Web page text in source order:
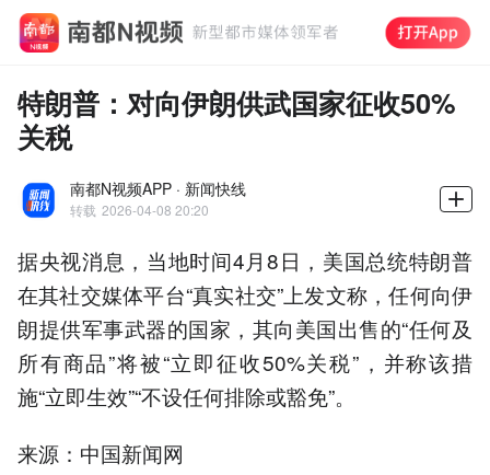
特朗普：对向伊朗供武国家征收50%
关税
南都N视频APP · 新闻快线
转载 2026-04-08 20:20
据央视消息，当地时间4月8日，美国总统特朗普
在其社交媒体平台“真实社交”上发文称，任何向伊
朗提供军事武器的国家，其向美国出售的“任何及
所有商品”将被“立即征收50%关税”，并称该措
施“立即生效”“不设任何排除或豁免”。
来源：中国新闻网